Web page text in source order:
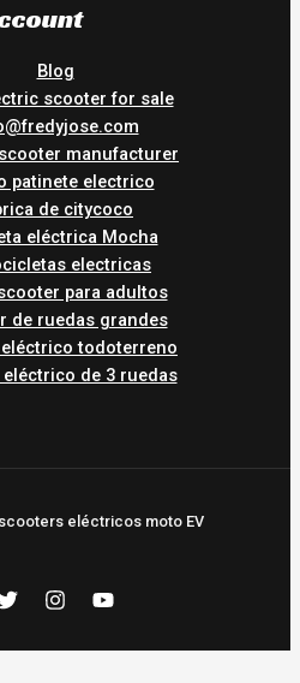
Blog
scooter for sale
manufacturer
patinete electrico
de citycoco
eléctrica Mocha
electricas
para adultos
de ruedas grandes
todoterreno
de 3 ruedas
eléctricos moto EV